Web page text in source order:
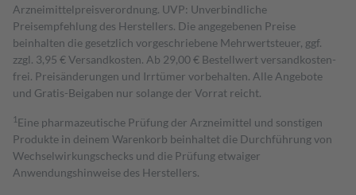
Arzneimittelpreisverordnung. UVP: Unverbindliche
Preisempfehlung des Herstellers. Die angegebenen Preise
beinhalten die gesetzlich vorgeschriebene Mehrwertsteuer, ggf.
zzgl. 3,95 € Versandkosten. Ab 29,00 € Bestell­wert versand­kosten­
frei. Preisänderungen und Irrtümer vorbehalten. Alle Angebote
und Gratis-Beigaben nur solange der Vorrat reicht.
1 Eine pharmazeutische Prüfung der Arzneimittel und sonstigen
Produkte in deinem Warenkorb beinhaltet die Durchführung von
Wechselwirkungschecks und die Prüfung etwaiger
Anwendungshinweise des Herstellers.